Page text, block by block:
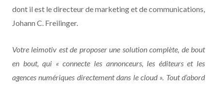
dont il est le directeur de marketing et de communications,
Johann C. Freilinger.
Votre leimotiv est de proposer une solution complète, de bout
en bout, qui « connecte les annonceurs, les éditeurs et les
agences numériques directement dans le cloud ». Tout d’abord